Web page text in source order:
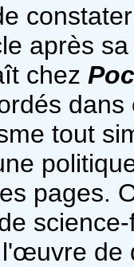
après
chez
tout
pages.